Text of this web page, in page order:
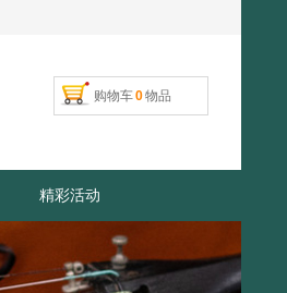
购物车0物品
精彩活动